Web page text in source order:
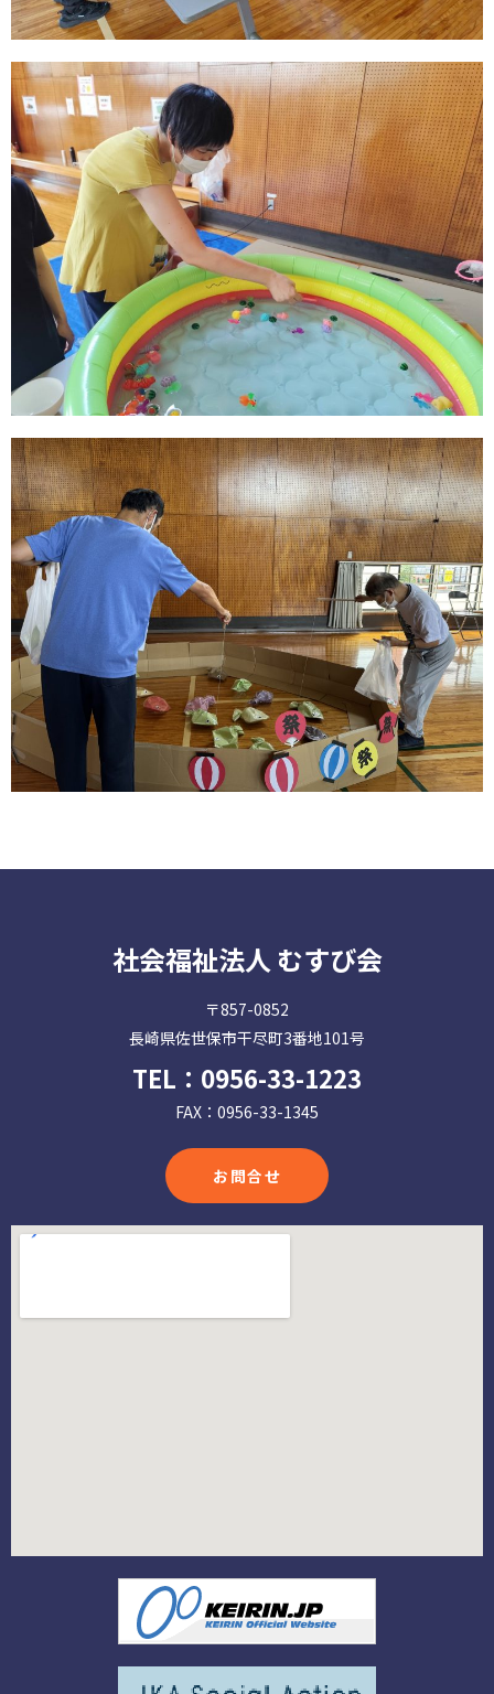
社会福祉法人 むすび会
〒857-0852
長崎県佐世保市干尽町3番地101号
TEL： 0956-33-1223
FAX：0956-33-1345
お問合せ